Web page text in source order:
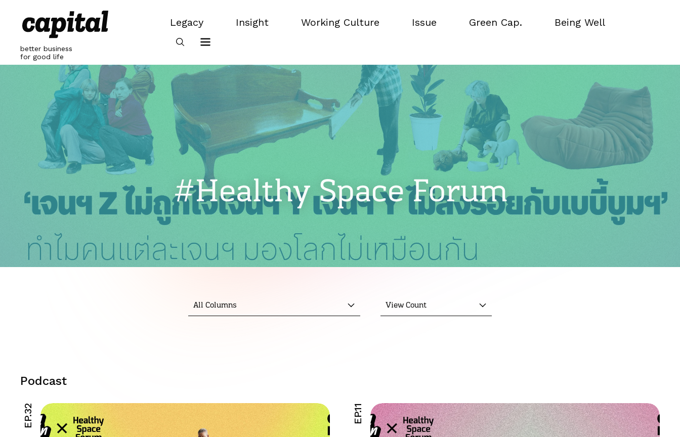
content
better business
for good life
Legacy
Legacy
Insight
Working Culture
Issue
Green Cap.
Being Well
#Healthy Space Forum
All Columns View Count
Podcast
EP.32 EP.11